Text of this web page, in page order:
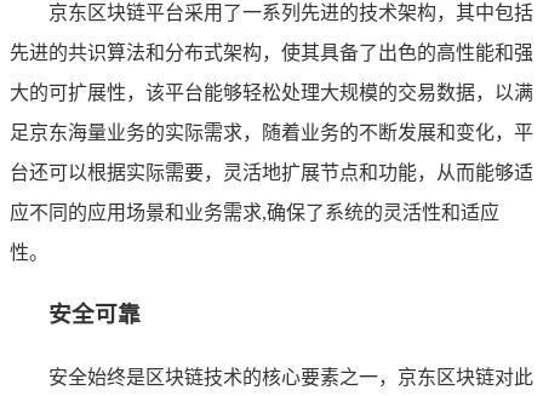
京东区块链平台采用了一系列先进的技术架构，其中包括
先进的共识算法和分布式架构，使其具备了出色的高性能和强
大的可扩展性，该平台能够轻松处理大规模的交易数据，以满
足京东海量业务的实际需求，随着业务的不断发展和变化，平
台还可以根据实际需要，灵活地扩展节点和功能，从而能够适
应不同的应用场景和业务需求,确保了系统的灵活性和适应
性。
安全可靠
安全始终是区块链技术的核心要素之一，京东区块链对此